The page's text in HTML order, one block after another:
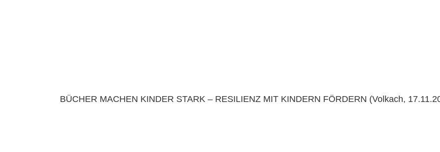
BÜCHER MACHEN KINDER STARK – RESILIENZ MIT KINDERN FÖRDERN (Volkach,